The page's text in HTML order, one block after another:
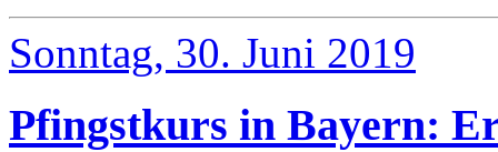
Sonntag, 30. Juni 2019
Pfingstkurs in Bayern: